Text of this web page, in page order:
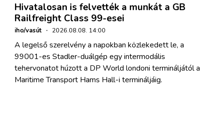
Hivatalosan is felvették a munkát a GB
Railfreight Class 99-esei
iho/vasút · 2026.08.08. 14:00
A legelső szerelvény a napokban közlekedett le, a
99001-es Stadler-duálgép egy intermodális
tehervonatot húzott a DP World londoni termináljától a
Maritime Transport Hams Hall-i termináljáig.